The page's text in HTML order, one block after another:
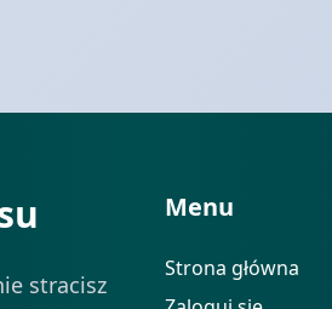
stracisz
Menu
Strona główna